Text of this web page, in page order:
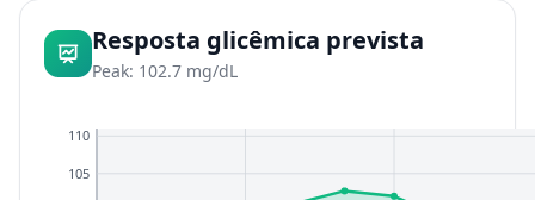
Resposta glicêmica prevista
Peak: 102.7 mg/dL
105
110